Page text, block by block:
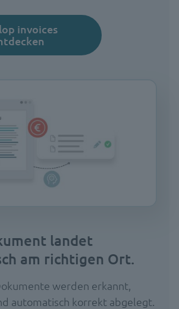
invoices
landet
am richtigen Ort.
werden erkannt,
automatisch korrekt abgelegt.